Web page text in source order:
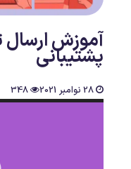
آموزش
پشتیبانی